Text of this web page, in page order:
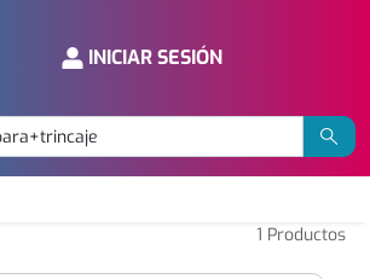
INICIAR SESIÓN
1 Productos